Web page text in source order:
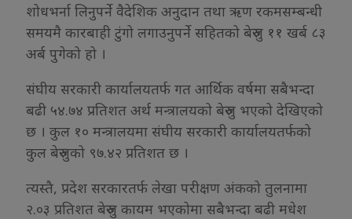
शोधभर्ना लिनुपर्ने वैदेशिक अनुदान तथा ऋण रकमसम्बन्धी
समयमै कारबाही टुंगो लगाउनुपर्ने सहितको बेरुजु ११ खर्ब ८३
अर्ब पुगेको हो ।
संघीय सरकारी कार्यालयतर्फ गत आर्थिक वर्षमा सबैभन्दा
बढी ५४.७४ प्रतिशत अर्थ मन्त्रालयको बेरुजु भएको देखिएको
छ । कुल १० मन्त्रालयमा संघीय सरकारी कार्यालयतर्फको
कुल बेरुजुको ९७.४२ प्रतिशत छ ।
त्यस्तै, प्रदेश सरकारतर्फ लेखा परीक्षण अंकको तुलनामा
२.०३ प्रतिशत बेरुजु कायम भएकोमा सबैभन्दा बढी मधेश